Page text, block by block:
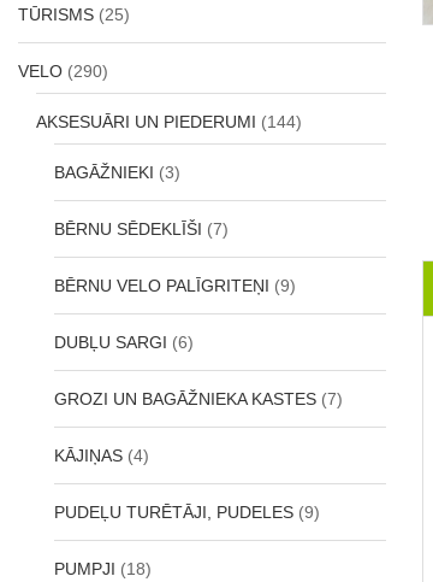
TŪRISMS (25)
VELO (290)
AKSESUĀRI UN PIEDERUMI (144)
BAGĀŽNIEKI (3)
BĒRNU SĒDEKLĪŠI (7)
BĒRNU VELO PALĪGRITEŅI (9)
DUBĻU SARGI (6)
GROZI UN BAGĀŽNIEKA KASTES (7)
KĀJIŅAS (4)
PUDEĻU TURĒTĀJI, PUDELES (9)
PUMPJI (18)